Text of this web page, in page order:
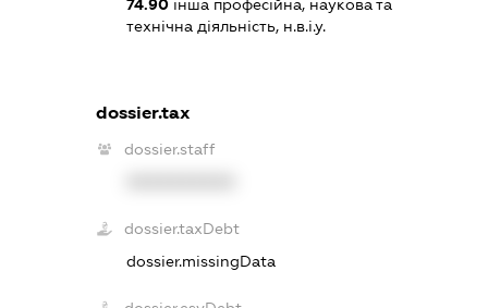
74.90інша професійна, наукова та
технічна діяльність, н.в.і.у.
dossier.tax
dossier.staff
dossier.taxDebt
dossier.missingData